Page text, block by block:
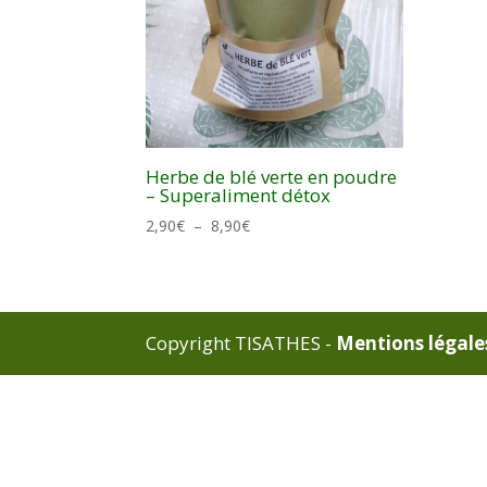
Herbe de blé verte en poudre
– Superaliment détox
2,90€ – 8,90€Plage
8,90€
Copyright TISATHES - Mentions